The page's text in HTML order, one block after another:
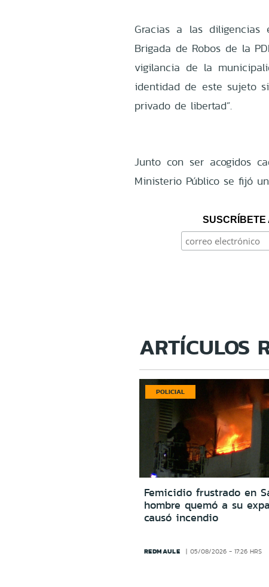
Gracias a las
Brigada de Robos de la
vigilancia de la
identidad de este sujeto
privado de libertad”.
Junto con ser acogidos
Ministerio Público se fijó
SUSCRÍBETE
ARTÍCULOS
POLICIAL
Femicidio frustrado en
hombre quemó a su
causó incendio
REDMAULE 05/08/2026 - 17:26 HRS